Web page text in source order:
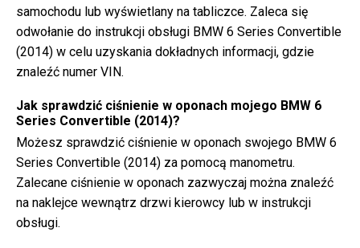
samochodu lub wyświetlany na tabliczce. Zaleca się
odwołanie do instrukcji obsługi BMW 6 Series Convertible
(2014) w celu uzyskania dokładnych informacji, gdzie
znaleźć numer VIN.
Jak sprawdzić ciśnienie w oponach mojego BMW 6
Series Convertible (2014)?
Możesz sprawdzić ciśnienie w oponach swojego BMW 6
Series Convertible (2014) za pomocą manometru.
Zalecane ciśnienie w oponach zazwyczaj można znaleźć
na naklejce wewnątrz drzwi kierowcy lub w instrukcji
obsługi.